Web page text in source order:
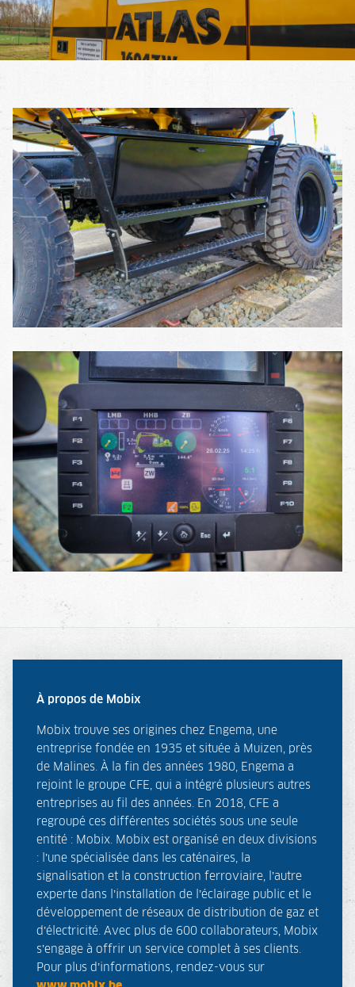
À propos de Mobix
Mobix trouve ses origines chez Engema, une
entreprise fondée en 1935 et située à Muizen, près
de Malines. À la fin des années 1980, Engema a
rejoint le groupe CFE, qui a intégré plusieurs autres
entreprises au fil des années. En 2018, CFE a
regroupé ces différentes sociétés sous une seule
entité : Mobix. Mobix est organisé en deux divisions
: l’une spécialisée dans les caténaires, la
signalisation et la construction ferroviaire, l’autre
experte dans l’installation de l’éclairage public et le
développement de réseaux de distribution de gaz et
d’électricité. Avec plus de 600 collaborateurs, Mobix
s’engage à offrir un service complet à ses clients.
Pour plus d’informations, rendez-vous sur